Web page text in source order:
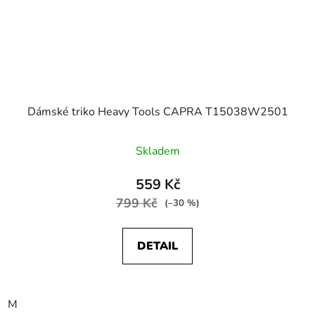
Dámské triko Heavy Tools CAPRA T15038W2501
Skladem
559 Kč
799 Kč (–30 %)
DETAIL
M